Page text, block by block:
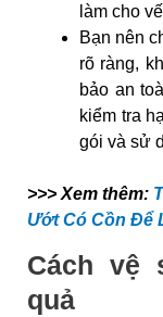
làm cho
Bạn nên
rõ ràng,
bảo an
kiểm tra
gói và sử
>>> Xem thêm:
Ướt Có Cồn Để
Cách vệ
quả